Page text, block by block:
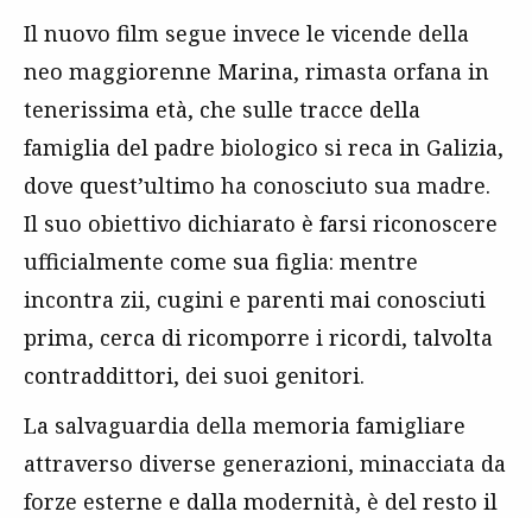
Il nuovo film segue invece le vicende della
neo maggiorenne Marina, rimasta orfana in
tenerissima età, che sulle tracce della
famiglia del padre biologico si reca in Galizia,
dove quest’ultimo ha conosciuto sua madre.
Il suo obiettivo dichiarato è farsi riconoscere
ufficialmente come sua figlia: mentre
incontra zii, cugini e parenti mai conosciuti
prima, cerca di ricomporre i ricordi, talvolta
contraddittori, dei suoi genitori.
La salvaguardia della memoria famigliare
attraverso diverse generazioni, minacciata da
forze esterne e dalla modernità, è del resto il